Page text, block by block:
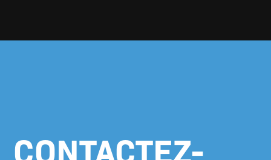
CONTACTEZ-